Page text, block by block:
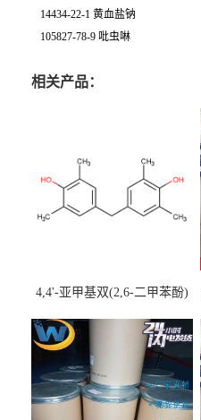
14434-22-1 黄血盐钠
105827-78-9 吡虫啉
相关产品：
4,4'-亚甲基双(2,6-二甲苯酚)